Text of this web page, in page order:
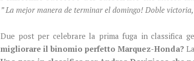
” La mejor manera de terminar el domingo! Doble
Due post per celebrare la prima fuga in classifica
migliorare il binomio perfetto Marquez-Honda?